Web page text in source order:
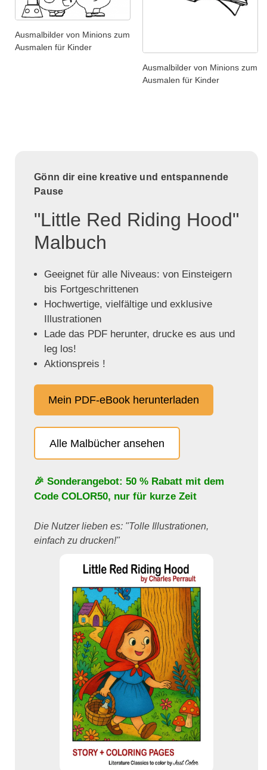
Ausmalbilder von Minions zum
Ausmalen für Kinder
Ausmalbilder von Minions zum
Ausmalen für Kinder
Gönn dir eine kreative und entspannende
Pause
"Little Red Riding Hood"
Malbuch
Geeignet für alle Niveaus: von Einsteigern
bis Fortgeschrittenen
Hochwertige, vielfältige und exklusive
Illustrationen
Lade das PDF herunter, drucke es aus und
leg los!
Aktionspreis !
Mein PDF-eBook herunterladen
Alle Malbücher ansehen
🎉 Sonderangebot: 50 % Rabatt mit dem
Code COLOR50, nur für kurze Zeit
Die Nutzer lieben es: "Tolle Illustrationen,
einfach zu drucken!"